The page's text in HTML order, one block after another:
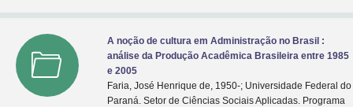
A noção de cultura em Administração no Brasil :
análise da Produção Acadêmica Brasileira entre 1985
e 2005
Faria, José Henrique de, 1950-; Universidade Federal do
Paraná. Setor de Ciências Sociais Aplicadas. Programa